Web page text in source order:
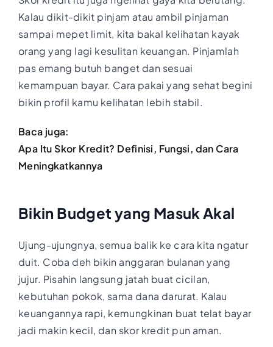
Kalau dikit-dikit pinjam atau ambil pinjaman
sampai mepet limit, kita bakal kelihatan kayak
orang yang lagi kesulitan keuangan. Pinjamlah
pas emang butuh banget dan sesuai
kemampuan bayar. Cara pakai yang sehat begini
bikin profil kamu kelihatan lebih stabil.
Baca juga:
Apa Itu Skor Kredit? Definisi, Fungsi, dan Cara
Meningkatkannya
Bikin Budget yang Masuk Akal
Ujung-ujungnya, semua balik ke cara kita ngatur
duit. Coba deh bikin anggaran bulanan yang
jujur. Pisahin langsung jatah buat cicilan,
kebutuhan pokok, sama dana darurat. Kalau
keuangannya rapi, kemungkinan buat telat bayar
jadi makin kecil, dan skor kredit pun aman.